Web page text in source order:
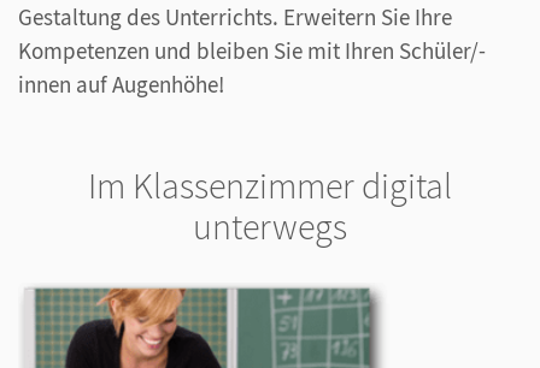
Gestaltung des Unterrichts. Erweitern Sie Ihre
Kompetenzen und bleiben Sie mit Ihren Schüler/-
innen auf Augenhöhe!
Im Klassenzimmer digital
unterwegs